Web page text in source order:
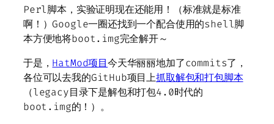
Perl脚本，实验证明现在还能用！（标准就是标准
啊！）Google一圈还找到一个配合使用的shell脚
本方便地将boot.img完全解开～
于是， HatMod项目今天华丽丽地加了commits了，
各位可以去我的GitHub项目上抓取解包和打包脚本
（legacy目录下是解包和打包4.0时代的
boot.img的！）。